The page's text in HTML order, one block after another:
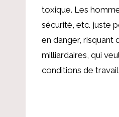
toxique. Les
sécurité, etc. juste
en danger, risquant
milliardaires, qui
conditions de